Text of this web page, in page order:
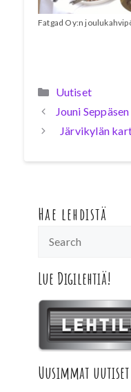
Fatgad Oy:n
Kategoriat
Uutiset
Jouni
Järvikylän
Hae lehdistä
Lue Digilehtiä!
Uusimmat uutiset